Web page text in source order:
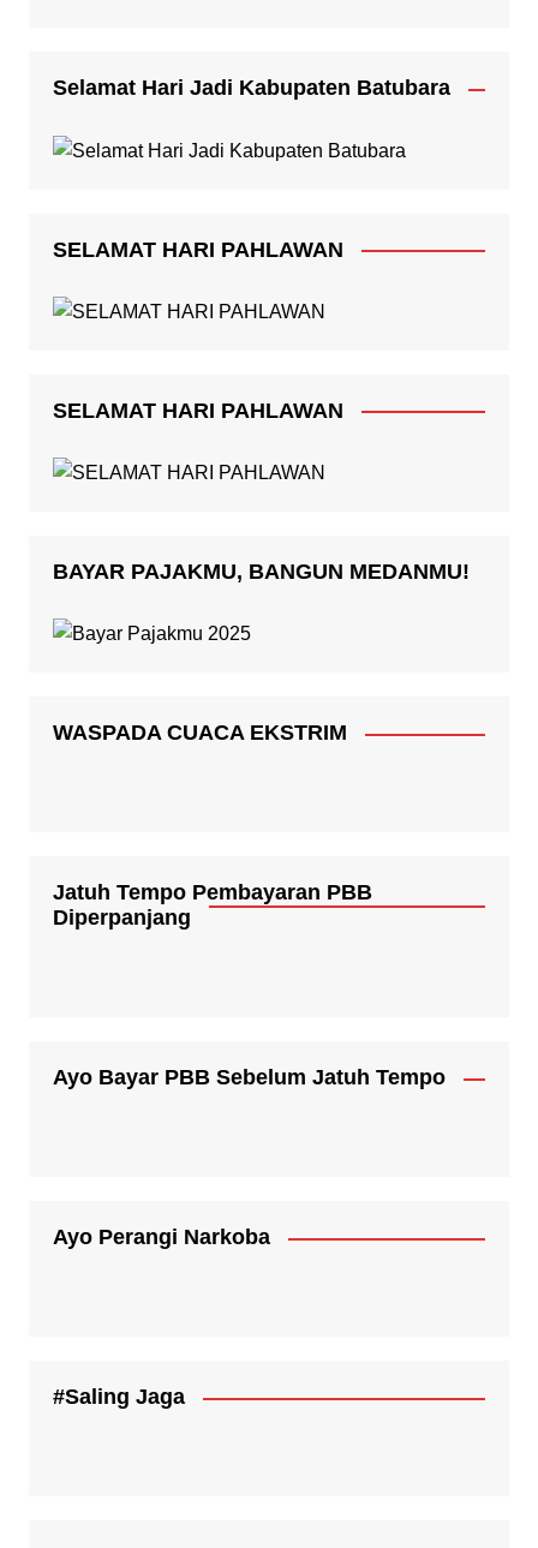
Selamat Hari Jadi Kabupaten Batubara
SELAMAT HARI PAHLAWAN
SELAMAT HARI PAHLAWAN
BAYAR PAJAKMU, BANGUN MEDANMU!
WASPADA CUACA EKSTRIM
Jatuh Tempo Pembayaran PBB
Diperpanjang
Ayo Bayar PBB Sebelum Jatuh Tempo
Ayo Perangi Narkoba
#Saling Jaga